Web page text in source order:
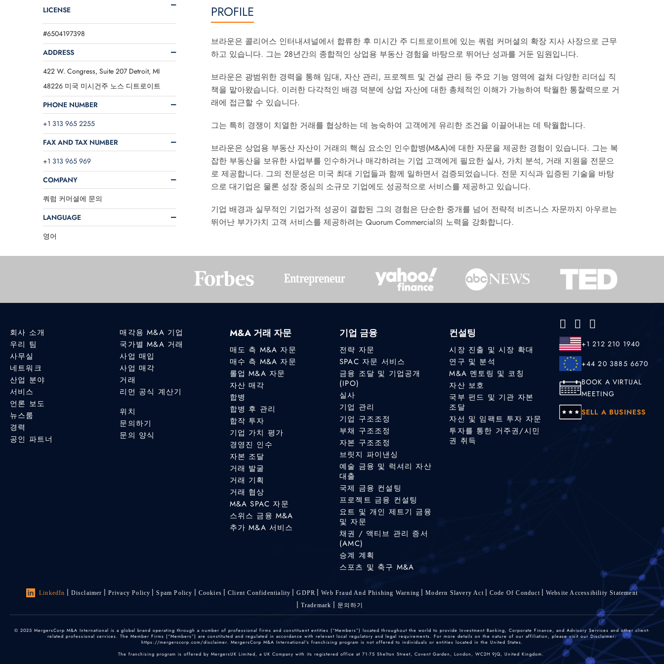
LICENSE
#6504197398
ADDRESS
422 W. Congress, Suite 207 Detroit, MI
48226 미국 미시건주 노스 디트로이트
PHONE NUMBER
+1 313 965 2255
FAX AND TAX NUMBER
+1 313 965 969
COMPANY
쿼럼 커머셜에 문의
LANGUAGE
영어
PROFILE
브라운은 콜리어스 인터내셔널에서 합류한 후 미시간 주 디트로이트에 있는 쿼럼 커머셜의 확장 지사 사장으로 근무
하고 있습니다. 그는 28년간의 종합적인 상업용 부동산 경험을 바탕으로 뛰어난 성과를 거둔 임원입니다.
브라운은 광범위한 경력을 통해 임대, 자산 관리, 프로젝트 및 건설 관리 등 주요 기능 영역에 걸쳐 다양한 리더십 직
책을 맡아왔습니다. 이러한 다각적인 배경 덕분에 상업 자산에 대한 총체적인 이해가 가능하여 탁월한 통찰력으로 거
래에 접근할 수 있습니다.
그는 특히 경쟁이 치열한 거래를 협상하는 데 능숙하여 고객에게 유리한 조건을 이끌어내는 데 탁월합니다.
브라운은 상업용 부동산 자산이 거래의 핵심 요소인 인수합병(M&A)에 대한 자문을 제공한 경험이 있습니다. 그는 복
잡한 부동산을 보유한 사업부를 인수하거나 매각하려는 기업 고객에게 필요한 실사, 가치 분석, 거래 지원을 전문으
로 제공합니다. 그의 전문성은 미국 최대 기업들과 함께 일하면서 검증되었습니다. 전문 지식과 입증된 기술을 바탕
으로 대기업은 물론 성장 중심의 소규모 기업에도 성공적으로 서비스를 제공하고 있습니다.
기업 배경과 실무적인 기업가적 성공이 결합된 그의 경험은 단순한 중개를 넘어 전략적 비즈니스 자문까지 아우르는
뛰어난 부가가치 고객 서비스를 제공하려는 Quorum Commercial의 노력을 강화합니다.
회사 소개
우리 팀
사무실
네트워크
산업 분야
서비스
언론 보도
뉴스룸
경력
공인 파트너
매각용 M&A 기업
국가별 M&A 거래
사업 매입
사업 매각
거래
리먼 공식 계산기
위치
문의하기
문의 양식
M&A 거래 자문
매도 측 M&A 자문
매수 측 M&A 자문
롤업 M&A 자문
자산 매각
합병
합병 후 관리
합작 투자
기업 가치 평가
경영진 인수
자본 조달
거래 발굴
거래 기획
거래 협상
M&A SPAC 자문
스위스 금융 M&A
추가 M&A 서비스
기업 금융
전략 자문
SPAC 자문 서비스
금융 조달 및 기업공개
(IPO)
실사
기업 관리
기업 구조조정
부채 구조조정
자본 구조조정
브릿지 파이낸싱
예술 금융 및 럭셔리 자산
대출
국제 금융 컨설팅
프로젝트 금융 컨설팅
요트 및 개인 제트기 금융
및 자문
채권 / 액티브 관리 증서
(AMC)
승계 계획
스포츠 및 축구 M&A
컨설팅
시장 진출 및 시장 확대
연구 및 분석
M&A 멘토링 및 코칭
자산 보호
국부 펀드 및 기관 자본
조달
자선 및 임팩트 투자 자문
투자를 통한 거주권/시민
권 취득
+1 212 210 1940
+44 20 3885 6670
BOOK A VIRTUAL
MEETING
SELL A BUSINESS
LinkedIn Disclaimer Privacy Policy Spam Policy Cookies Client Confidentiality GDPR Web Fraud And Phishing Warning Modern Slavery Act Code Of Conduct
Website Accessibility Statement
Trademark
문의하기
© 2025 MergersCorp M&A International is a global brand operating through a number of professional firms and constituent entities (“Members”) located throughout the world to provide Investment Banking, Corporate Finance, and Advisory Services and other client-
related professional services. The Member Firms (“Members”) are constituted and regulated in accordance with relevant local regulatory and legal requirements. For more details on the nature of our affiliation, please visit our Disclaimer:
https://mergerscorp.com/disclaimer. MergersCorp M&A International's franchising program is not offered to individuals or entities located in the United States.
The franchising program is offered by MergersUK Limited, a UK Company with its registered office at 71-75 Shelton Street, Covent Garden, London, WC2H 9JQ, United Kingdom.